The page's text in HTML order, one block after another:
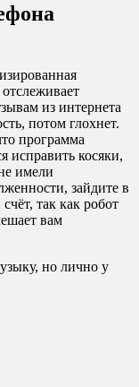
из интернета
потом глохнет.
программа
исправить косяки,
имели
зайдите в
так как робот
вам
но лично у